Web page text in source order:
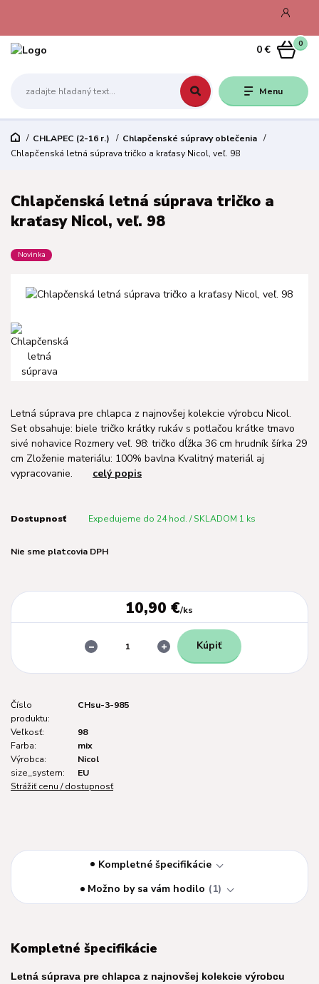
Menu
0
0 €
CHLAPEC (2-16 r.)
Chlapčenské súpravy oblečenia
Chlapčenská letná súprava tričko a kraťasy Nicol, veľ. 98
Chlapčenská letná súprava tričko a
kraťasy Nicol, veľ. 98
Novinka
Letná súprava pre chlapca z najnovšej kolekcie výrobcu Nicol.
Set obsahuje: biele tričko krátky rukáv s potlačou krátke tmavo
sivé nohavice Rozmery veľ. 98: tričko dĺžka 36 cm hrudník šírka 29
cm Zloženie materiálu: 100% bavlna Kvalitný materiál aj
vypracovanie. celý popis
Dostupnosť Expedujeme do 24 hod. / SKLADOM 1 ks
Nie sme platcovia DPH
10,90 €/ks
Kúpiť
Číslo
produktu:
CHsu-3-985
Veľkosť:
98
Farba:
mix
Výrobca:
Nicol
size_system:
EU
Strážiť cenu / dostupnosť
Kompletné špecifikácie
Možno by sa vám hodilo
1
Kompletné špecifikácie
Letná súprava pre chlapca z najnovšej kolekcie výrobcu